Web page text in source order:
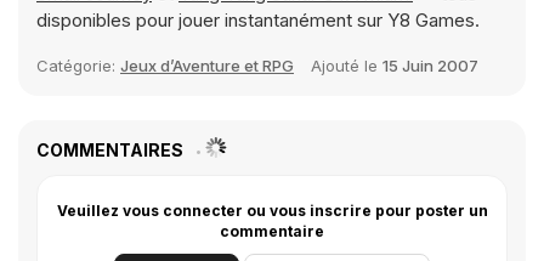
disponibles pour jouer instantanément sur Y8 Games.
Catégorie: Jeux d’Aventure et RPG Ajouté le 15 Juin 2007
COMMENTAIRES
Veuillez vous connecter ou vous inscrire pour poster un
commentaire